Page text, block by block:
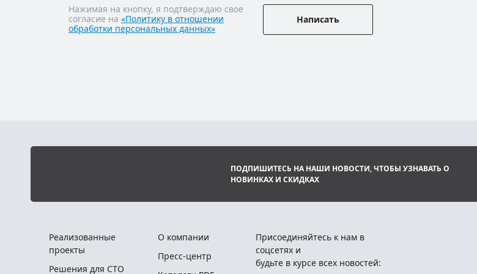
Нажимая на кнопку, я подтверждаю свое
согласие на «Политику в отношении
обработки персональных данных»
Написать
ПОДПИШИТЕСЬ НА НАШИ НОВОСТИ, ЧТОБЫ УЗНАВАТЬ О
НОВИНКАХ И СКИДКАХ
Реализованные
проекты
Решения для СТО
О компании
Пресс-центр
Присоединяйтесь к нам в
соцсетях и
будьте в курсе всех новостей: